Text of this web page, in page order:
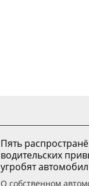
Пять
водительских
угробят
О собственном